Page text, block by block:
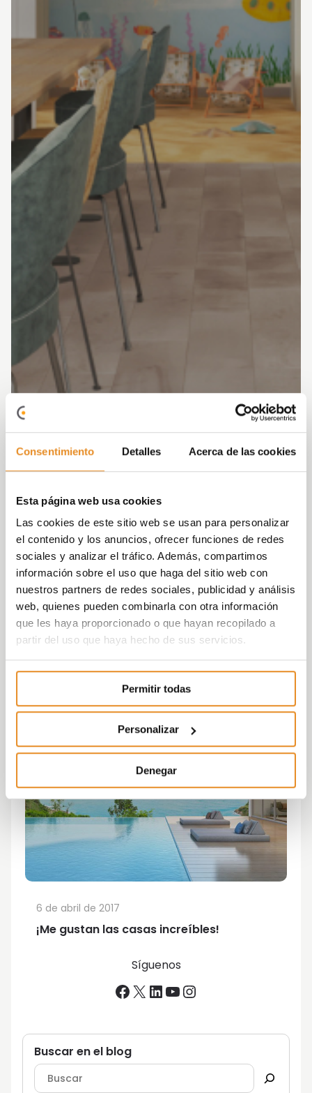
Consentimiento Detalles Acerca de las cookies
Esta página web usa cookies
Las cookies de este sitio web se usan para personalizar
el contenido y los anuncios, ofrecer funciones de redes
sociales y analizar el tráfico. Además, compartimos
información sobre el uso que haga del sitio web con
nuestros partners de redes sociales, publicidad y análisis
web, quienes pueden combinarla con otra información
que les haya proporcionado o que hayan recopilado a
partir del uso que haya hecho de sus servicios.
Permitir todas
Personalizar
Denegar
¡Me gustan las casas increíbles!
6 de abril de 2017
Síguenos
Facebook
X LinkedIn
YouTube
Instagram
Buscar en el blog